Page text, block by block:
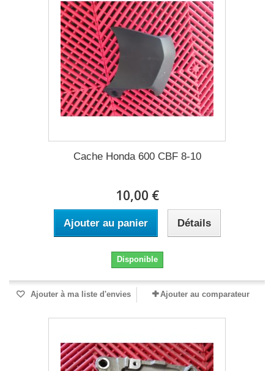
Cache Honda 600 CBF 8-10
10,00 €
Ajouter au panier Détails
Disponible
Ajouter à ma liste d'envies Ajouter au comparateur